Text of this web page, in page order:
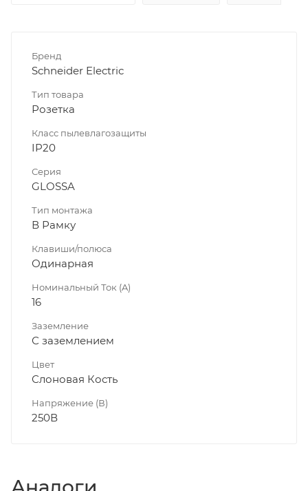
Бренд
Schneider Electric
Тип товара
Розетка
Класс пылевлагозащиты
IP20
Серия
GLOSSA
Тип монтажа
В Рамку
Клавиши/полюса
Одинарная
Номинальный Ток (A)
16
Заземление
С заземлением
Цвет
Слоновая Кость
Напряжение (В)
250В